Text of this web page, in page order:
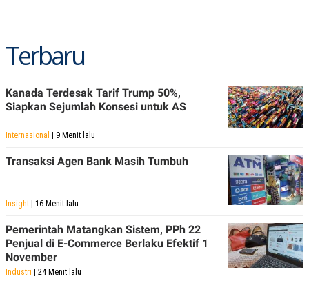
Terbaru
Kanada Terdesak Tarif Trump 50%,
Siapkan Sejumlah Konsesi untuk AS
Internasional | 9 Menit lalu
Transaksi Agen Bank Masih Tumbuh
Insight | 16 Menit lalu
Pemerintah Matangkan Sistem, PPh 22
Penjual di E-Commerce Berlaku Efektif 1
November
Industri | 24 Menit lalu